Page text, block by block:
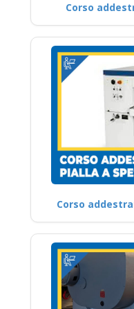
Corso
Corso